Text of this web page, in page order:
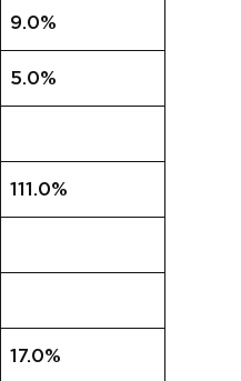
9.0%
5.0%
111.0%
17.0%